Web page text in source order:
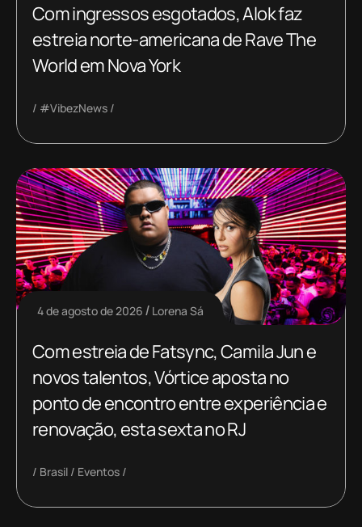
Com ingressos esgotados, Alok faz
estreia norte-americana de Rave The
World em Nova York
#VibezNews
4 de agosto de 2026 Lorena Sá
Com estreia de Fatsync, Camila Jun e
novos talentos, Vórtice aposta no
ponto de encontro entre experiência e
renovação, esta sexta no RJ
Brasil Eventos